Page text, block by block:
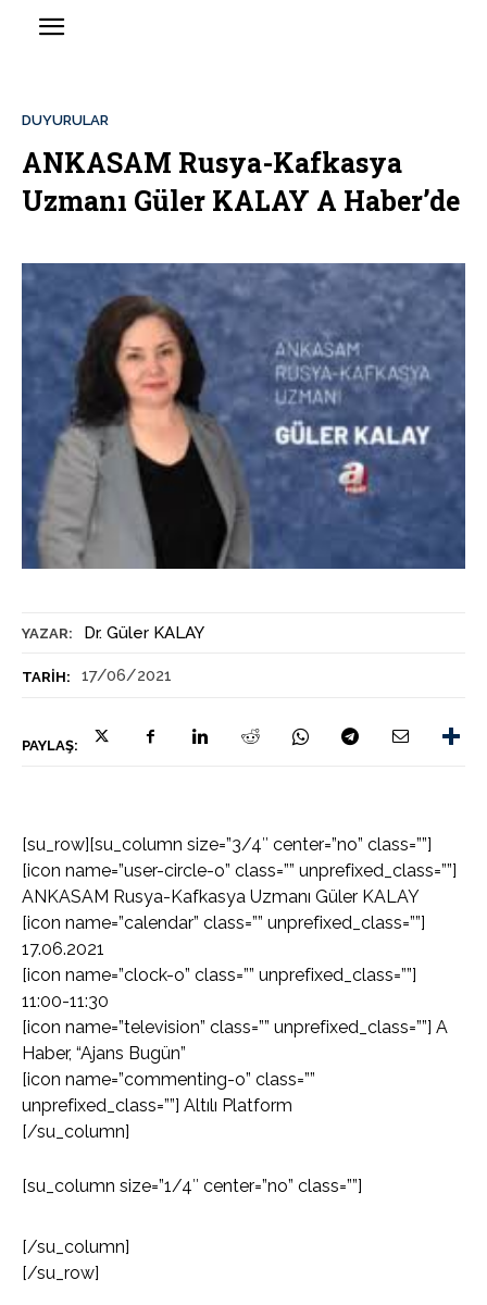
YAZAR: Dr. Güler KALAY
TARIH: 17/06/2021
PAYLAŞ:
DUYURULAR
ANKASAM Rusya-Kafkasya
Uzmanı Güler KALAY A Haber’de
[su_row][su_column size=”3/4″ center=”no” class=””]
[icon name=”user-circle-o” class=”” unprefixed_class=””]
ANKASAM Rusya-Kafkasya Uzmanı Güler KALAY
[icon name=”calendar” class=”” unprefixed_class=””]
17.06.2021
[icon name=”clock-o” class=”” unprefixed_class=””]
11:00-11:30
[icon name=”television” class=”” unprefixed_class=””] A
Haber, “Ajans Bugün”
[icon name=”commenting-o” class=””
unprefixed_class=””] Altılı Platform
[/su_column]
[su_column size=”1/4″ center=”no” class=””]
[/su_column]
[/su_row]